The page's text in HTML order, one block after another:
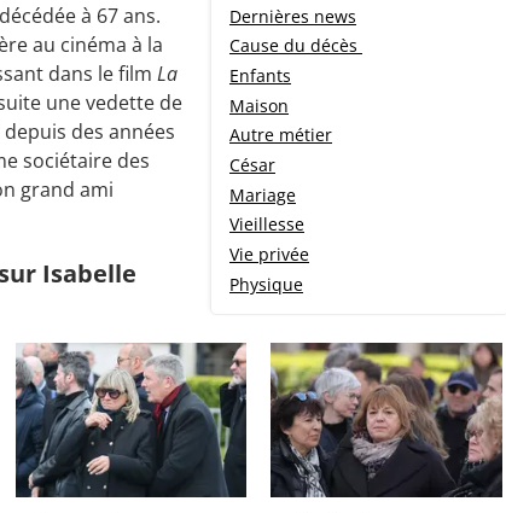
Dernières news
Cause du décès
Enfants
Maison
Autre métier
César
Mariage
Vieillesse
Vie privée
Physique
à 67 ans.
au cinéma à la
dans le film La
une vedette de
des années
sociétaire des
grand ami
Isabelle